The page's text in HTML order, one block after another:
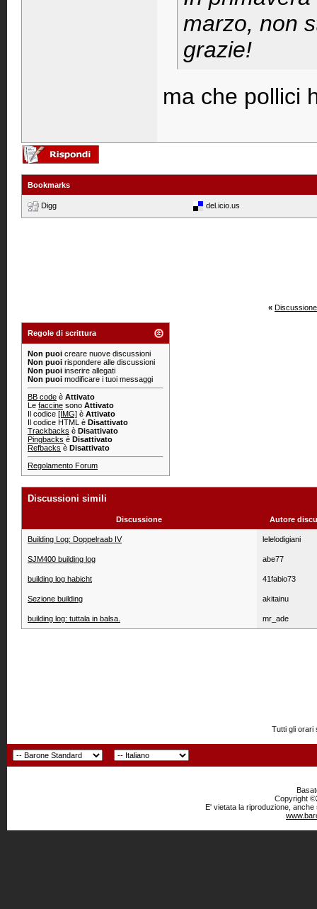
marzo, non
grazie!
ma che pollici
Bookmarks
Digg del.icio.us
«
Regole di scrittura
Non puoi creare nuove discussioni
Non puoi rispondere alle discussioni
Non puoi inserire allegati
Non puoi modificare i tuoi messaggi
BB code è Attivato
Le faccine sono Attivato
Il codice [IMG] è Attivato
Il codice HTML è Disattivato
Trackbacks è Disattivato
Pingbacks è Disattivato
Refbacks è Disattivato
Regolamento Forum
Discussioni simili
Discussione Autore
Building Log: Doppelraab IV lelelodigiani
SJM400 building log abe77
building log habicht 41fabio73
Sezione building akitainu
building log: tuttala in balsa. mr_ade
Tutti gli orari
Copyright
E' vietata la riproduzione,